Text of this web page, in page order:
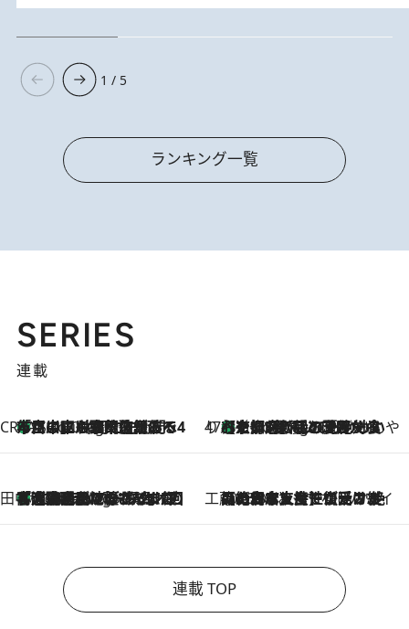
1 / 5
ランキング一覧
SERIES
連載
CREA'S CHOICE
1 Hour Ago
「立川にも歌舞伎があるんだよ」 片岡仁左衛門・市川中車ら豪華座組みで4年目の立川立飛歌舞伎へ 47都道府県の手みやげ ひんやりスイーツで夏を満喫
1 Hour Ago
【京都府】この夏絶対食べたい 冷やしておいしいおやつ3選 ひと口目から心を掴む新緑のテリーヌ
田中稲の勝手に再ブーム
6 Hours Ago
「湘南乃風に憧れて」観客大盛上がりの“タオル回し”に、ラッパー顔負けの高速歌唱まで…さだまさし（74）のアグレッシブすぎる現在地 工藤まやのおもてなしハワイ
2026.8.6
【ハワイ土産】ローカルの絶大な支持で復活！ 絶品の幻クッキー《元ファンの日本人女性が受け継いだ名店》
連載 TOP